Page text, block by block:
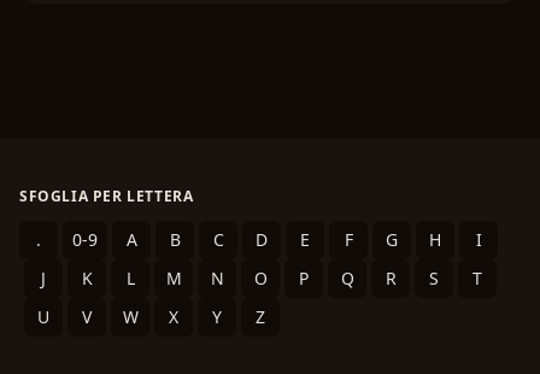
SFOGLIA PER LETTERA
. 0-9 A B C D E F G H
I
J
K L M N O P Q R S
T
U
V W X Y Z